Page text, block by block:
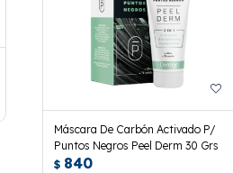
Máscara De Carbón Activado P/
Puntos Negros Peel Derm 30 Grs
$ 840